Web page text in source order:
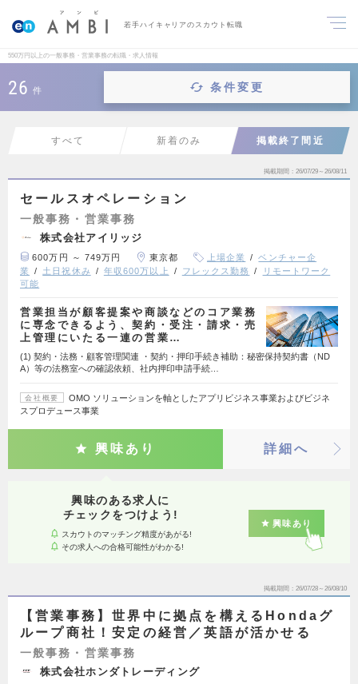
若手ハイキャリアのスカウト転職
550万円以上の一般事務・営業事務の転職・求人情報
26 件 条件変更
すべて 新着のみ 掲載終了間近
掲載期間 26/07/29～26/08/11
セールスオペレーション
一般事務・営業事務
株式会社アイリッジ
600万円 ～ 749万円 東京都 上場企業
ベンチャー企
業
土日祝休み 年収600万以上 フレックス勤務
リモートワーク
可能
営業担当が顧客提案や商談などのコア業務
に専念できるよう、契約・受注・請求・売
上管理にいたる一連の営業…
(1) 契約・法務・顧客管理関連 ・契約・押印手続き補助：秘密保持契約書（ND
A）等の法務室への確認依頼、社内押印申請手続…
会社概要
OMO ソリューションを軸としたアプリビジネス事業およびビジネ
スプロデュース事業
興味あり 詳細へ
興味のある求人に
チェックをつけよう!
スカウトのマッチング精度があがる!
その求人への合格可能性がわかる!
興味あり
掲載期間 26/07/28～26/08/10
【営業事務】世界中に拠点を構えるHondaグ
ループ商社！安定の経営／英語が活かせる
一般事務・営業事務
株式会社ホンダトレーディング